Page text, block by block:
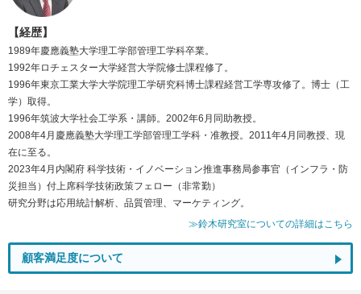
【経歴】
1989年慶應義塾大学理工学部管理工学科卒業。
1992年ロチェスター大学経営大学院修士課程修了。
1996年東京工業大学大学院理工学研究科博士課程経営工学専攻修了。博士（工
学）取得。
1996年筑波大学社会工学系・講師。2002年6月同助教授。
2008年4月慶應義塾大学理工学部管理工学科・准教授。2011年4月同教授、現
在に至る。
2023年4月内閣府 科学技術・イノベーション推進事務局参事官（インフラ・防
災担当）付上席科学技術政策フェロー（非常勤）
研究分野は応用統計解析、品質管理、マーケティング。
≫鈴木研究室についての詳細はこちら
顧客満足度について